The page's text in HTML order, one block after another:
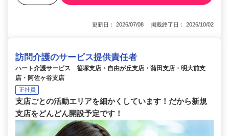
更新日： 2026/07/08 掲載終了日： 2026/10/02
訪問介護のサービス提供責任者
ハート介護サービス 笹塚支店・自由が丘支店・蒲田支店・明大前支
店・阿佐ヶ谷支店
正社員
支店ごとの活動エリアを細かくしています！だから新規
支店をどんどん開設予定です！